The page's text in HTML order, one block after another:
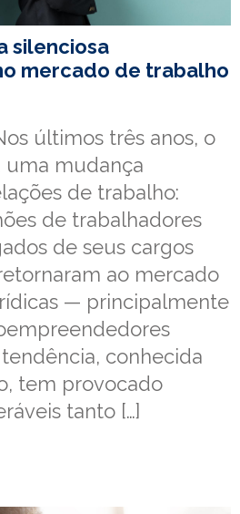
silenciosa
mercado de trabalho
últimos três anos, o
uma mudança
de trabalho:
de trabalhadores
de seus cargos
ao mercado
— principalmente
tendência, conhecida
tem provocado
tanto […]